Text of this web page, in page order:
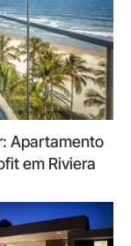
Apartamento
em Riviera